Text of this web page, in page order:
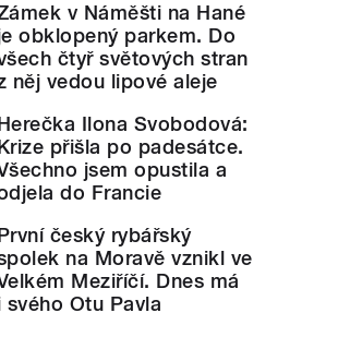
v Náměšti na Hané
obklopený parkem. Do
čtyř světových stran
něj vedou lipové aleje
Ilona Svobodová:
přišla po padesátce.
jsem opustila a
do Francie
český rybářský
na Moravě vznikl ve
Meziříčí. Dnes má
svého Otu Pavla